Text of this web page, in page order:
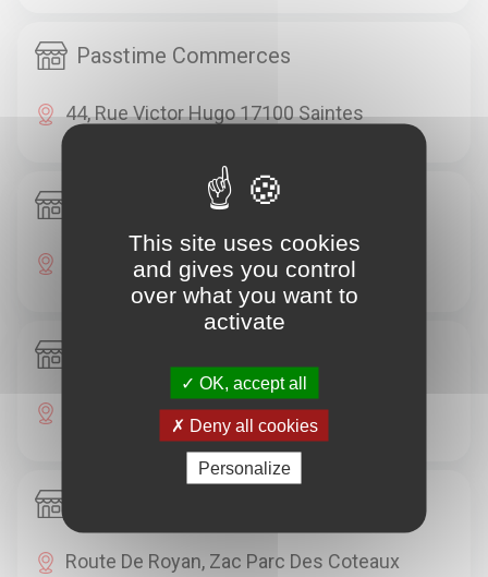
Passtime Commerces
44, Rue Victor Hugo 17100 Saintes
Passtime Commerces
11, Rue Saint Michel 17100 Saintes
7, Route De Gémozac 17100 Saintes
Route De Royan, Zac Parc Des Coteaux
This site uses cookies
and gives you control
over what you want to
activate
OK, accept all
Deny all cookies
Personalize